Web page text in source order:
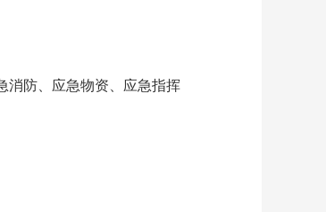
防、应急物资、应急指挥